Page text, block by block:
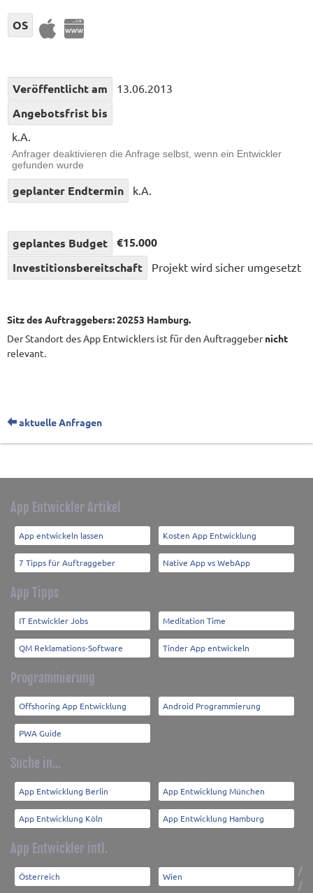
OS
Veröffentlicht am 13.06.2013
Angebotsfrist bis
k.A.
Anfrager deaktivieren die Anfrage selbst, wenn ein Entwickler
gefunden wurde
geplanter Endtermin k.A.
geplantes Budget
€15.000
Investitionsbereitschaft
Projekt wird sicher umgesetzt
Sitz des Auftraggebers: 20253 Hamburg.
Der Standort des App Entwicklers ist für den Auftraggebernicht
relevant.
aktuelle Anfragen
App Entwickler Artikel
App entwickeln lassen Kosten App Entwicklung
7 Tipps für Auftraggeber Native App vs WebApp
App Tipps
IT Entwickler Jobs Meditation Time
QM Reklamations-Software Tinder App entwickeln
Programmierung
Offshoring App Entwicklung Android Programmierung
PWA Guide
Suche in...
App Entwicklung Berlin App Entwicklung München
App Entwicklung Köln App Entwicklung Hamburg
App Entwickler intl.
Österreich /
Wien
/